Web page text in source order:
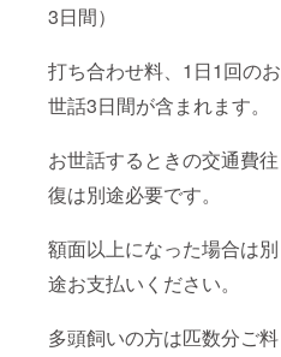
3日間）
打ち合わせ料、1日1回のお
世話3日間が含まれます。
お世話するときの交通費往
復は別途必要です。
額面以上になった場合は別
途お支払いください。
多頭飼いの方は匹数分ご料